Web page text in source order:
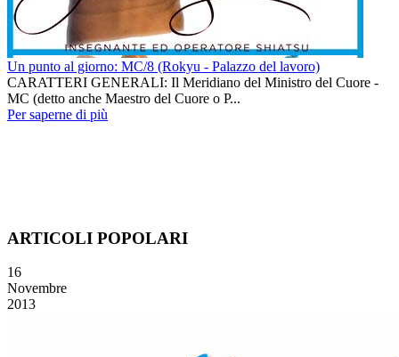
Un punto al giorno: MC/8 (Rokyu - Palazzo del lavoro)
CARATTERI GENERALI: Il Meridiano del Ministro del Cuore -
MC (detto anche Maestro del Cuore o P...
Per saperne di più
ARTICOLI POPOLARI
16
Novembre
2013